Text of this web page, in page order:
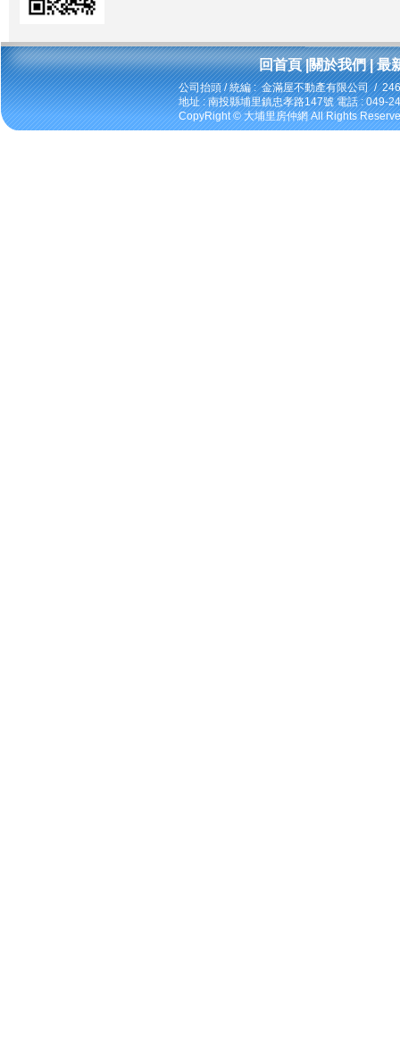
回首頁|關於我們|最
公司抬頭 / 統編 : 金滿屋不動產有限公司 /
地址 : 南投縣埔里鎮忠孝路147號 電話 : 049-
CopyRight ©大埔里房仲網All Rights